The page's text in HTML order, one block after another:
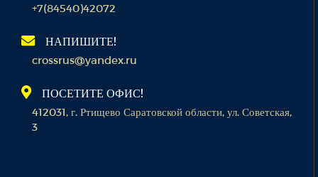
+7(84540)42072
НАПИШИТЕ!
crossrus@yandex.ru
ПОСЕТИТЕ ОФИС!
412031, г. Ртищево Саратовской области, ул. Советская,
3